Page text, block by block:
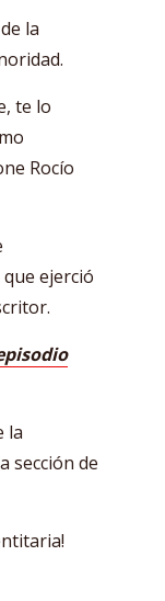
la
te lo
Rocío
ejerció
la
sección de